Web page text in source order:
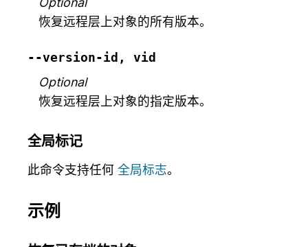
恢复远程层上对象的所有版本。
--version-id, vid
Optional
恢复远程层上对象的指定版本。
全局标记
此命令支持任何 全局标志。
示例